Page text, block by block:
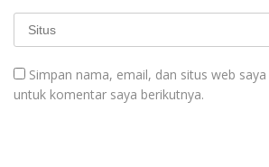
Simpan nama, email, dan situs web
untuk komentar saya berikutnya.